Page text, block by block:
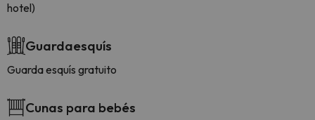
hotel)
Guardaesquís
Guarda esquís gratuito
Cunas para bebés